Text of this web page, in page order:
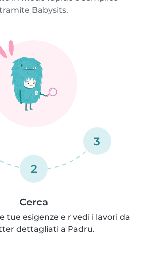
tramite Babysits.
2
3
Cerca
tue esigenze e rivedi i lavori da
dettagliati a Padru.